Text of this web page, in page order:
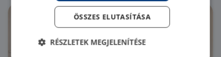
ÖSSZES ELUTASÍTÁSA
RÉSZLETEK MEGJELENÍTÉSE